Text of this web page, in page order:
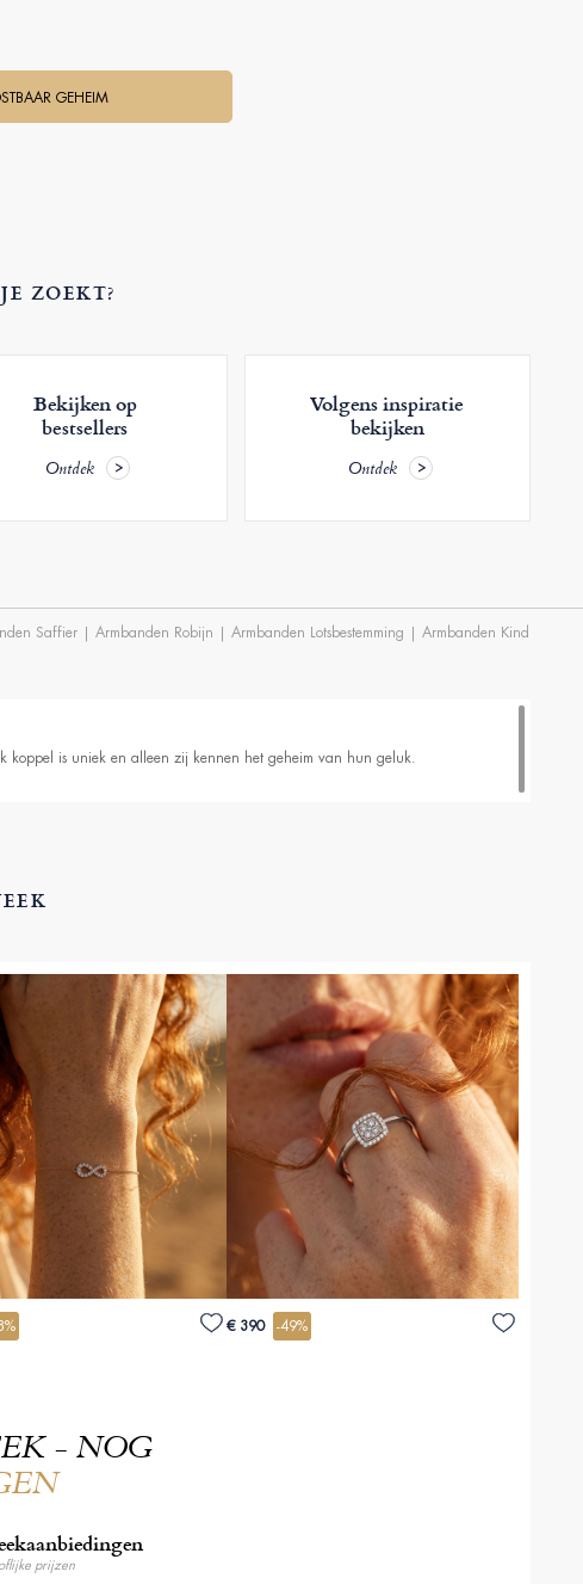
GEHEIM
ZOEKT?
Bekijken op
bestsellers
Ontdek
Volgens inspiratie
bekijken
Ontdek
Saffier| Armbanden Robijn | Armbanden Lotsbestemming | Armbanden Kind
koppel is uniek en alleen zij kennen het geheim van hun geluk.
€ 390 -49%
- NOG
prijzen